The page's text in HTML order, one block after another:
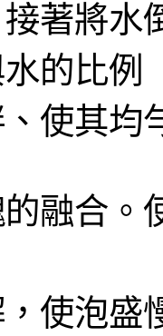
著將水
的比例
使其均
融合。
使泡盛